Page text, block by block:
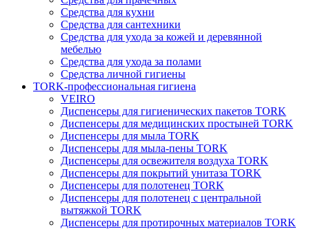
Средства для кухни
Средства для сантехники
Средства для ухода за кожей и деревянной
мебелью
Средства для ухода за полами
Средства личной гигиены
TORK-профессиональная гигиена
VEIRO
Диспенсеры для гигиенических пакетов TORK
Диспенсеры для медицинских простыней TORK
Диспенсеры для мыла TORK
Диспенсеры для мыла-пены TORK
Диспенсеры для освежителя воздуха TORK
Диспенсеры для покрытий унитаза TORK
Диспенсеры для полотенец TORK
Диспенсеры для полотенец с центральной
вытяжкой TORK
Диспенсеры для протирочных материалов TORK